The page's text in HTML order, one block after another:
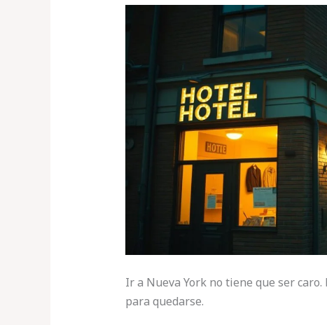
Ir a Nueva York no tiene que ser
para quedarse.